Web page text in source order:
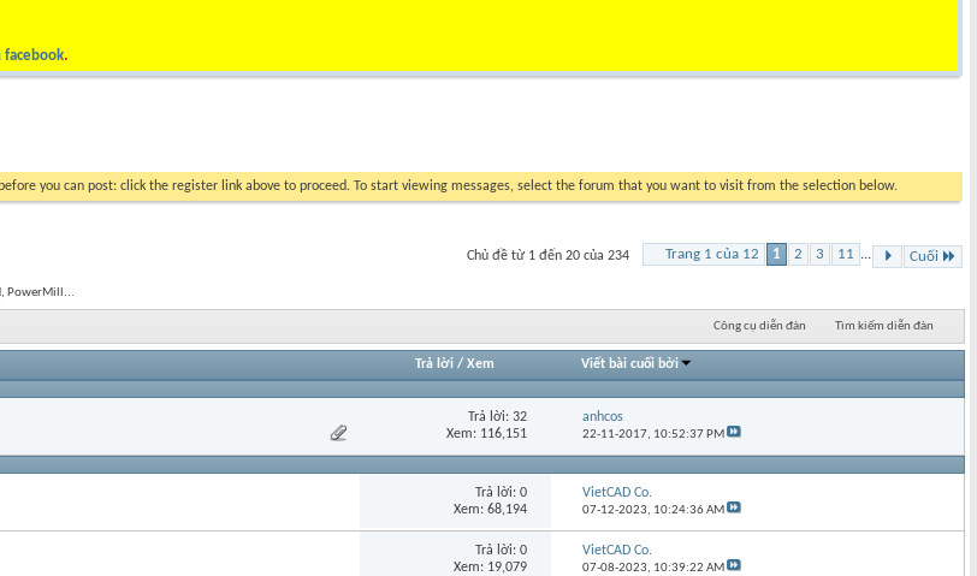
facebook.
before you can post: click the register link above to proceed. To start viewing messages, select the forum that you want to visit from the selection below.
Trang 1 của 12 1 2 3 11 ... Cuối
Chủ đề từ 1 đến 20 của 234
PowerMill...
Công cụ diễn đàn Tìm kiếm diễn đàn
Trả lời/ Xem Viết bài cuối bởi
Trả lời: 32
Xem: 116,151
anhcos
22-11-2017, 10:52:37 PM
Trả lời: 0
Xem: 68,194
VietCAD Co.
07-12-2023, 10:24:36 AM
Trả lời: 0
Xem: 19,079
VietCAD Co.
07-08-2023, 10:39:22 AM